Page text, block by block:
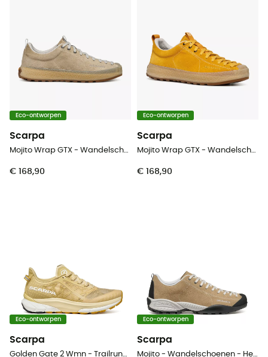
Eco-ontworpen
Scarpa
Mojito Wrap GTX - Wandelschoenen - Heren
€ 168,90
Eco-ontworpen
Scarpa
Mojito Wrap GTX - Wandelschoenen - Heren
€ 168,90
Eco-ontworpen
Scarpa
Golden Gate 2 Wmn - Trailrunningschoenen - Dames
Eco-ontworpen
Scarpa
Mojito - Wandelschoenen - Heren